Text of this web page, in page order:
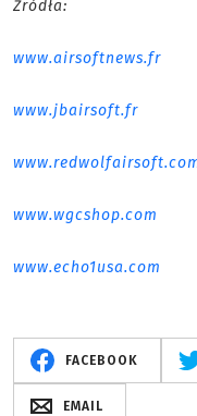
Źródła:
www.airsoftnews.fr
www.jbairsoft.fr
www.wgcshop.com
www.echo1usa.com
FACEBOOK
EMAIL